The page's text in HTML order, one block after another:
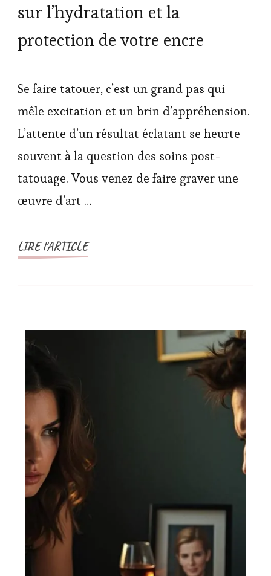
sur l’hydratation et la
protection de votre encre
Se faire tatouer, c’est un grand pas qui
mêle excitation et un brin d’appréhension.
L’attente d’un résultat éclatant se heurte
souvent à la question des soins post-
tatouage. Vous venez de faire graver une
œuvre d’art …
LIRE l'ARTICLE